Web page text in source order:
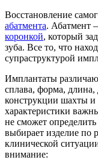
Восстановление
абатмента. Абатмент
коронкой, который
зуба. Все то, что
супраструктурой
Имплантаты
сплава, форма, длина,
конструкции шахты и
характеристики
не сможет
выбирает изделие по
клинической
внимание: